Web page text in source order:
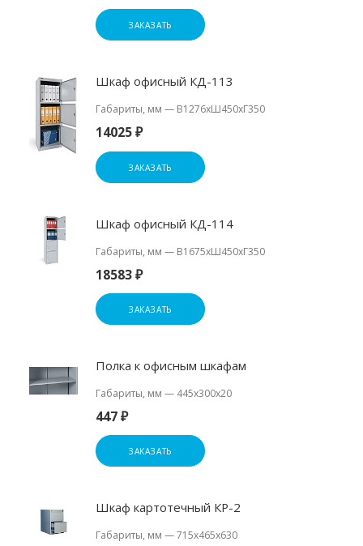
ЗАКАЗАТЬ
Шкаф офисный КД-113
Габариты, мм — В1276хШ450хГ350
14025 ₽
ЗАКАЗАТЬ
Шкаф офисный КД-114
Габариты, мм — В1675хШ450хГ350
18583 ₽
ЗАКАЗАТЬ
Полка к офисным шкафам
Габариты, мм — 445х300х20
447 ₽
ЗАКАЗАТЬ
Шкаф картотечный КР-2
Габариты, мм —715х465х630